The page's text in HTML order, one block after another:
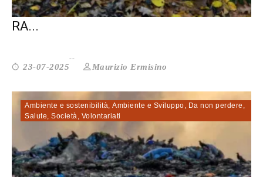
PAESAGGI MUSICALI DALLA PALESTINA:
RA...
23-07-2025 Maurizio Ermisino
Ambiente e sostenibilità, Ambiente e Sviluppo, Da non perdere ,
Salute, Società, Volontariati